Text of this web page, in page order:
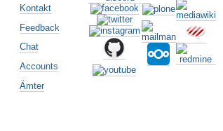
Kontakt
Feedback
Chat
Accounts
Ämter